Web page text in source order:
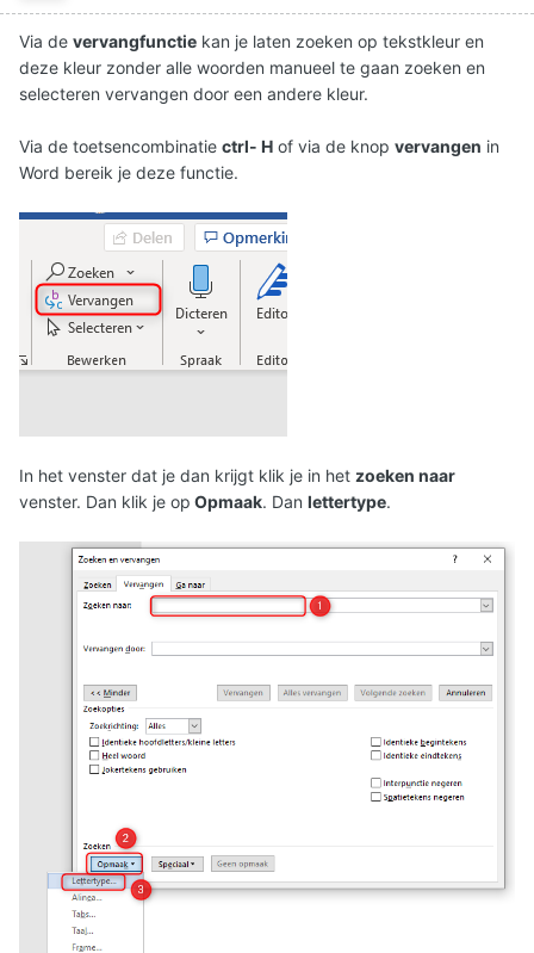
Via de vervangfunctie kan je laten zoeken op tekstkleur en
deze kleur zonder alle woorden manueel te gaan zoeken en
selecteren vervangen door een andere kleur.
Via de toetsencombinatie ctrl- H of via de knop vervangen in
Word bereik je deze functie.
In het venster dat je dan krijgt klik je in het zoeken naar
venster. Dan klik je op Opmaak. Dan lettertype.